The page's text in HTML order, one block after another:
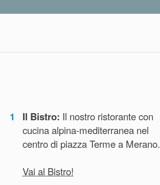
1 Il Bistro: Il nostro ristorante con
cucina alpina-mediterranea nel
centro di piazza Terme a Merano.
Vai al Bistro!